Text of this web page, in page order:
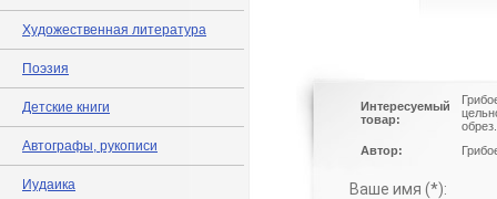
Художественная литература
Поэзия
Детские книги
Автографы, рукописи
Иудаика
Интересуемый
товар:
Автор:
Ваше имя (*):